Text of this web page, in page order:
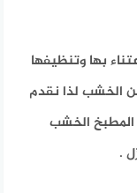
بها وتنظيفها
الخشب لذا نقدم
الخشب
.